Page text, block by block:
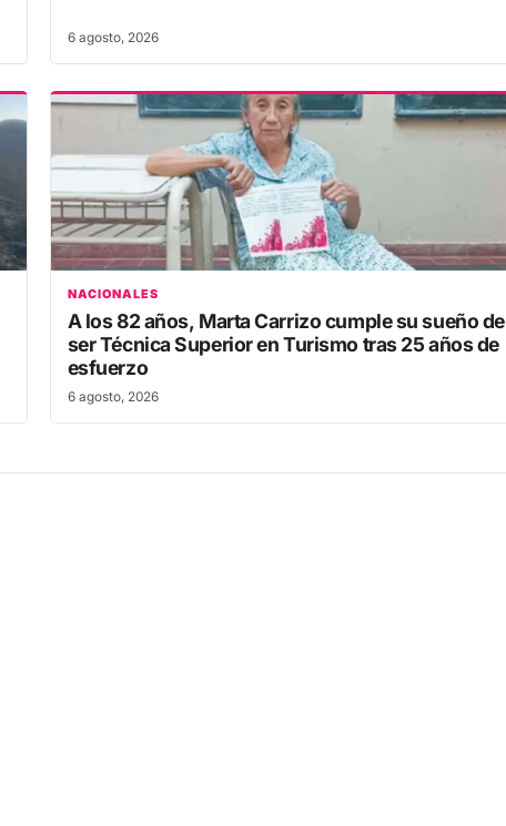
6 agosto, 2026
NACIONALES
A los 82 años, Marta Carrizo cumple su sueño de
ser Técnica Superior en Turismo tras 25 años de
esfuerzo
6 agosto, 2026